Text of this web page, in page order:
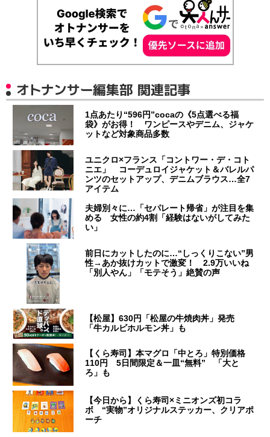
オトナンサー編集部 関連記事
1点あたり“596円”cocaの《5点選べる福
袋》がお得！ ワンピースやデニム、ジャケ
ットなど対象商品多数
ユニクロ×フランス「コントワー・デ・コト
ニエ」 コーデュロイジャケット＆バレルパ
ンツのセットアップ、デニムブラウス…全7
アイテム
夫婦別々に…「セパレート帰省」が注目を集
める 女性の約4割「経験はないがしてみた
い」
前日にカットしたのに…“しっくりこない”男
性→あか抜けカットで激変！ 2.9万いいね
「別人やん」「モテそう」絶賛の声
【松屋】630円「松屋の牛焼肉丼」発売
「牛カルビホルモン丼」も
【くら寿司】本マグロ「中とろ」特別価格
110円 5日間限定＆一皿“無料” 「大と
ろ」も
【今日から】くら寿司×ミニオンズ初コラ
ボ “実物”オリジナルステッカー、クリアポ
ーチ